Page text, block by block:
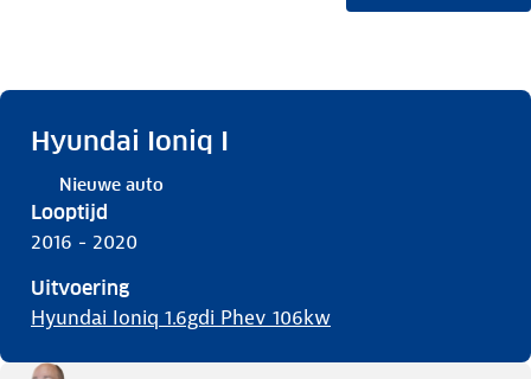
Hyundai Ioniq I
Nieuwe auto
Looptijd
2016 - 2020
Uitvoering
Hyundai Ioniq 1.6gdi Phev 106kw